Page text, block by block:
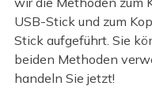
USB-Stick und zum
Stick aufgeführt. Sie
beiden Methoden
handeln Sie jetzt!